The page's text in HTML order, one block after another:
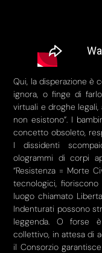
Qui, la disperazione è
ignora, o finge di
virtuali e droghe
non esistono”. I
concetto obsoleto,
I dissidenti
ologrammi di corpi
“Resistenza = Morte
tecnologici,
luogo chiamato
Indenturati possono
leggenda. O forse
collettivo, in attesa di
il Consorzio